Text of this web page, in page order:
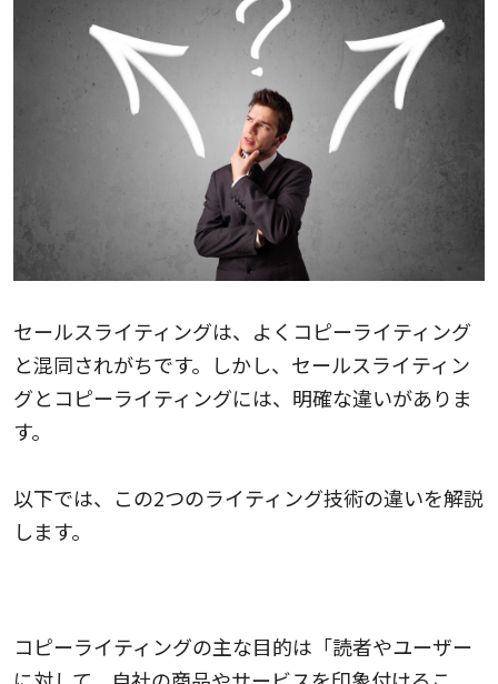
セールスライティングは、よくコピーライティング
と混同されがちです。しかし、セールスライティン
グとコピーライティングには、明確な違いがありま
す。
以下では、この2つのライティング技術の違いを解説
します。
コピーライティングの主な目的は「読者やユーザー